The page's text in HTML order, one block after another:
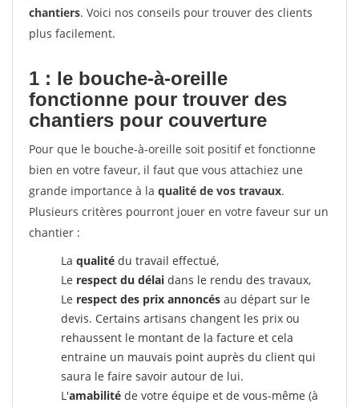
chantiers. Voici nos conseils pour trouver des clients
plus facilement.
1 : le bouche-à-oreille
fonctionne pour trouver des
chantiers pour couverture
Pour que le bouche-à-oreille soit positif et fonctionne
bien en votre faveur, il faut que vous attachiez une
grande importance à la qualité de vos travaux.
Plusieurs critères pourront jouer en votre faveur sur un
chantier :
La qualité du travail effectué,
Le respect du délai dans le rendu des travaux,
Le respect des prix annoncés au départ sur le
devis. Certains artisans changent les prix ou
rehaussent le montant de la facture et cela
entraine un mauvais point auprès du client qui
saura le faire savoir autour de lui.
L'amabilité de votre équipe et de vous-même (à